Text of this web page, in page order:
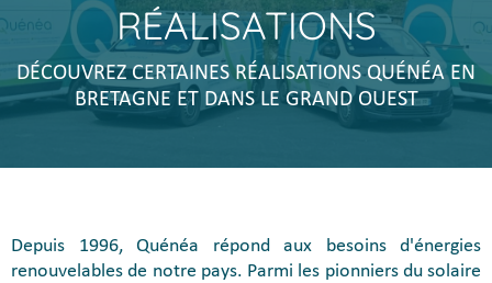
RÉALISATIONS
DÉCOUVREZ CERTAINES RÉALISATIONS QUÉNÉA EN
BRETAGNE ET DANS LE GRAND OUEST
Depuis 1996, Quénéa répond aux besoins d'énergies
renouvelables de notre pays. Parmi les pionniers du solaire